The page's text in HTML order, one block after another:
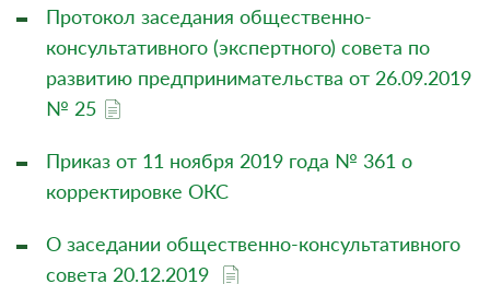
Протокол заседания общественно-
консультативного (экспертного) совета по
развитию предпринимательства от 26.09.2019
№ 25
Приказ от 11 ноября 2019 года № 361 о
корректировке ОКС
О заседании общественно-консультативного
совета 20.12.2019